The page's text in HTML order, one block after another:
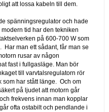
att lossa kabeln till dem.
spänningsregulator och hade
tid har den tekniken
på 600-700 W som
Har man ett sådant, får man se
rusar av någon
fast i fullgasläge. Man bör
till varvtalsregulatorn rör
som har stått länge. Och om
på ljudet att motorn går
frekvens innan man kopplar
ofta ostabilt och pendlande i